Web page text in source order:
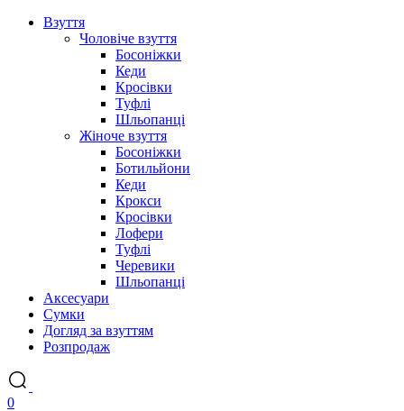
Взуття
Чоловіче взуття
Босоніжки
Кеди
Кросівки
Туфлі
Шльопанці
Жіноче взуття
Босоніжки
Ботильйони
Кеди
Крокси
Кросівки
Лофери
Туфлі
Черевики
Шльопанці
Аксесуари
Сумки
Догляд за взуттям
Розпродаж
0